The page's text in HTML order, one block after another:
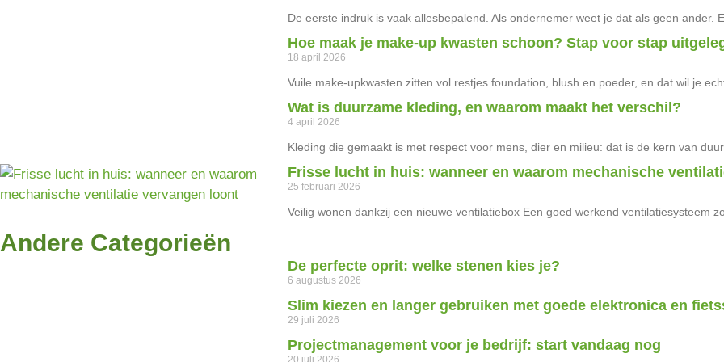
De eerste indruk is vaak allesbepalend. Als ondernemer weet je dat als geen ander.
Hoe maak je make-up kwasten schoon? Stap voor stap
18 april 2026
Vuile make-upkwasten zitten vol restjes foundation, blush en poeder, en dat wil je
Wat is duurzame kleding, en waarom maakt het verschil?
4 april 2026
Kleding die gemaakt is met respect voor mens, dier en milieu: dat is de kern van
Frisse lucht in huis: wanneer en waarom mechanische
25 februari 2026
Veilig wonen dankzij een nieuwe ventilatiebox Een goed werkend ventilatiesysteem
Andere Categorieën
De perfecte oprit: welke stenen kies je?
6 augustus 2026
Slim kiezen en langer gebruiken met goede elektronica en
29 juli 2026
Projectmanagement voor je bedrijf: start vandaag nog